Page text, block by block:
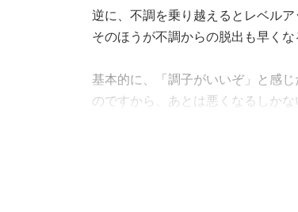
逆に、不調を乗り越えるとレベル
そのほうが不調からの脱出も早くな
基本的に、「調子がいいぞ」と感
のですから、あとは悪くなるしか